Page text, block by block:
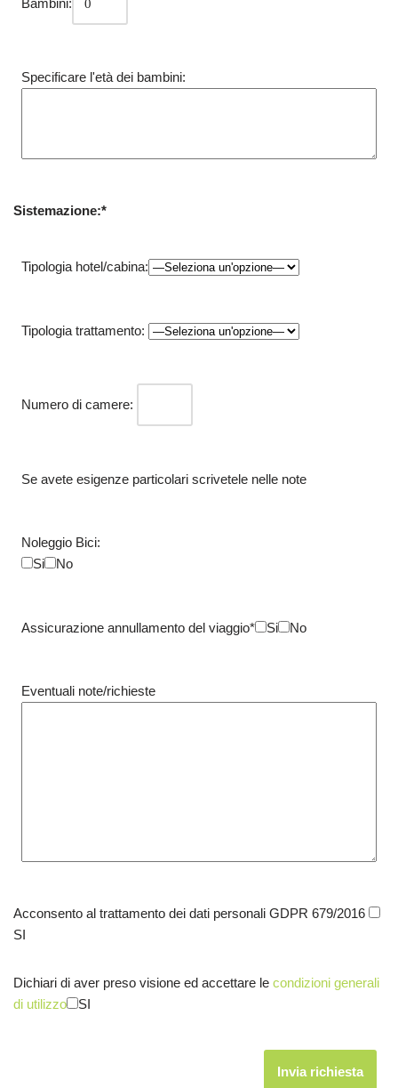
Specificare l'età dei bambini:
Sistemazione:*
Tipologia hotel/cabina:
Tipologia trattamento:
Numero di camere:
Se avete esigenze particolari scrivetele nelle note
Noleggio Bici:
Si
No
Assicurazione annullamento del viaggio* Si No
Eventuali note/richieste
Acconsento al trattamento dei dati personali GDPR 679/2016
SI
Dichiari di aver preso visione ed accettare le condizioni generali
di utilizzo
SI